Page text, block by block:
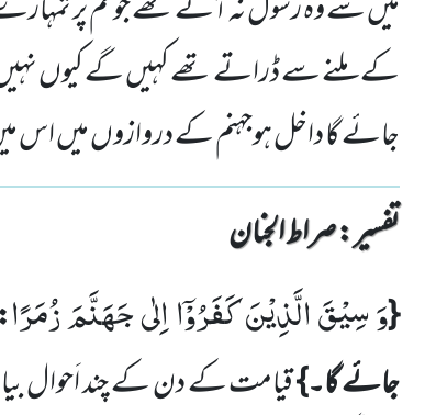
کے ملنے سے ڈراتے تھے کہیں گے کیوں نہیں
جائے گا داخل ہوجہنم کے دروازوں میں اس میں
تفسیر : ‎صراط الجنان
{وَ سِیْقَ الَّذِیْنَ كَفَرُوْۤا اِلٰى جَهَنَّمَ زُمَرًا
جائے گا۔}قیامت کے دن کے چند